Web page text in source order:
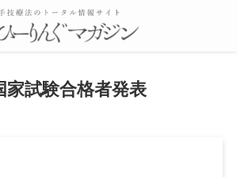
家試験合格者発表